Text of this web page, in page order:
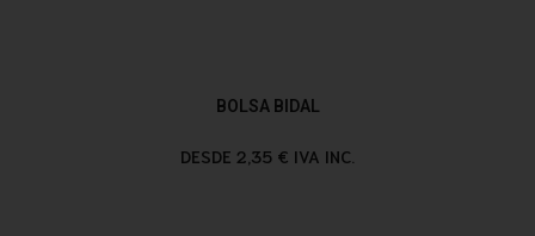
BOLSA BIDAL
DESDE 2,35 € IVA INC.